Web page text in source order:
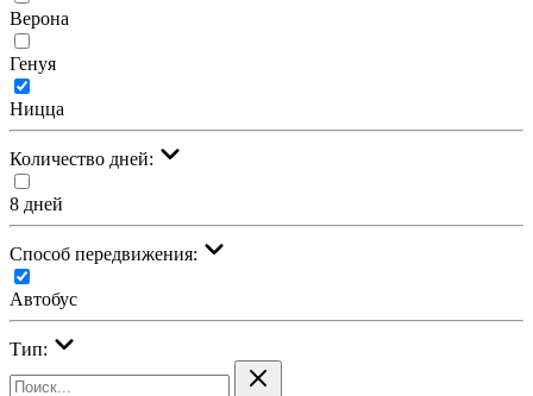
Верона
Генуя
Ницца
Количество дней:
8 дней
Cпособ передвижения:
Автобус
Тип: